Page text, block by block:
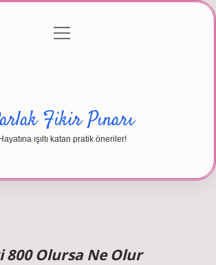
Gizlilik Politikası
menüyü
Fikir Pınarı
Hayatına ışıltı katan pratik öneriler!
800 Olursa Ne Olur